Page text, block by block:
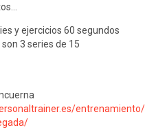
y ejercicios 60 segundos
3 series de 15